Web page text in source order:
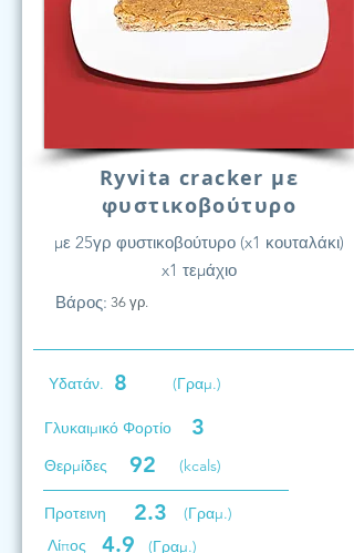
Ryvita cracker με
φυστικοβούτυρο
με 25γρ φυστικοβούτυρο (x1 κουταλάκι)
x1 τεμάχιο
Βάρος: 36 γρ.
Υδατάν. 8 (Γραμ.)
Γλυκαιμικό Φορτίο 3
Θερμίδες 92 (kcals)
Προτεινη 2.3
(Γραμ.)
Λίπος
4.9 (Γραμ.)